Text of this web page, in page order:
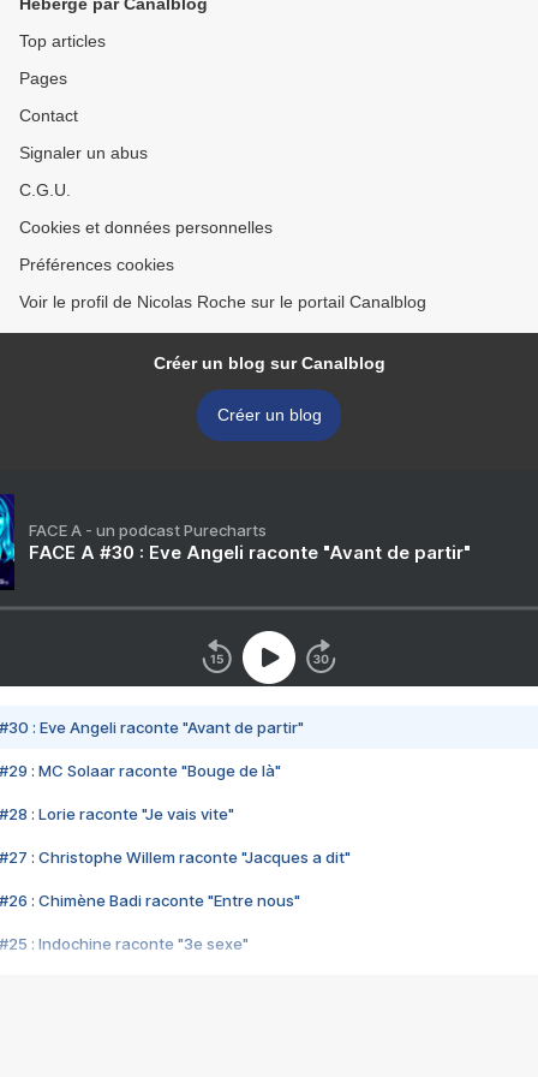
Top articles
Pages
Contact
Signaler un abus
C.G.U.
Cookies et données personnelles
Préférences cookies
Voir le profil de Nicolas Roche sur le portail Canalblog
Créer un blog sur Canalblog
Créer un blog
FACE A - un podcast Purecharts
FACE A #30 : Eve Angeli raconte "Avant de partir"
#30 : Eve Angeli raconte "Avant de partir"
#29 : MC Solaar raconte "Bouge de là"
#28 : Lorie raconte "Je vais vite"
#27 : Christophe Willem raconte "Jacques a dit"
#26 : Chimène Badi raconte "Entre nous"
#25 : Indochine raconte "3e sexe"